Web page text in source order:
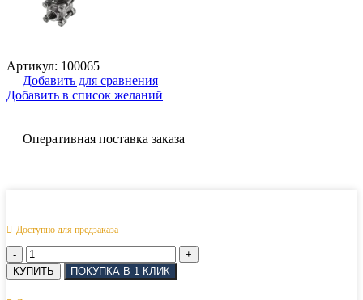
Артикул: 100065
Добавить для сравнения
Добавить в список желаний
Оперативная поставка заказа
Доступно для предзаказа
Количество
товара
Кран
КУПИТЬ ПОКУПКА В 1 КЛИК